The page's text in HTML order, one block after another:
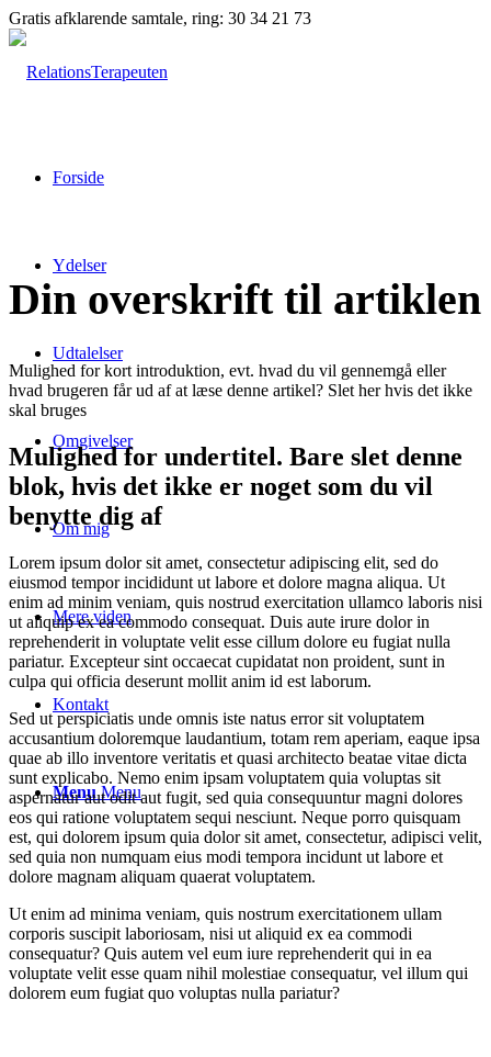
Gratis afklarende samtale, ring: 30 34 21 73
Forside
Ydelser
Udtalelser
Omgivelser
Om mig
Mere viden
Kontakt
Menu Menu
Din overskrift til artiklen
Mulighed for kort introduktion, evt. hvad du vil gennemgå eller
hvad brugeren får ud af at læse denne artikel? Slet her hvis det ikke
skal bruges
Mulighed for undertitel. Bare slet denne
blok, hvis det ikke er noget som du vil
benytte dig af
Lorem ipsum dolor sit amet, consectetur adipiscing elit, sed do
eiusmod tempor incididunt ut labore et dolore magna aliqua. Ut
enim ad minim veniam, quis nostrud exercitation ullamco laboris nisi
ut aliquip ex ea commodo consequat. Duis aute irure dolor in
reprehenderit in voluptate velit esse cillum dolore eu fugiat nulla
pariatur. Excepteur sint occaecat cupidatat non proident, sunt in
culpa qui officia deserunt mollit anim id est laborum.
Sed ut perspiciatis unde omnis iste natus error sit voluptatem
accusantium doloremque laudantium, totam rem aperiam, eaque ipsa
quae ab illo inventore veritatis et quasi architecto beatae vitae dicta
sunt explicabo. Nemo enim ipsam voluptatem quia voluptas sit
aspernatur aut odit aut fugit, sed quia consequuntur magni dolores
eos qui ratione voluptatem sequi nesciunt. Neque porro quisquam
est, qui dolorem ipsum quia dolor sit amet, consectetur, adipisci velit,
sed quia non numquam eius modi tempora incidunt ut labore et
dolore magnam aliquam quaerat voluptatem.
Ut enim ad minima veniam, quis nostrum exercitationem ullam
corporis suscipit laboriosam, nisi ut aliquid ex ea commodi
consequatur? Quis autem vel eum iure reprehenderit qui in ea
voluptate velit esse quam nihil molestiae consequatur, vel illum qui
dolorem eum fugiat quo voluptas nulla pariatur?